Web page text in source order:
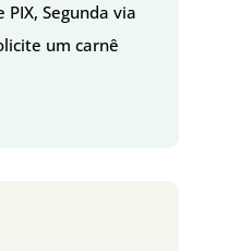
Segunda via
um carnê